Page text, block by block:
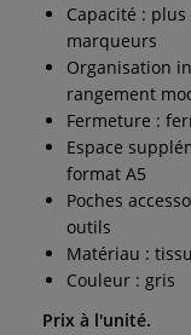
Capacité :
marqueurs
Organisation
rangement
Fermeture :
Espace
format A5
Poches
outils
Matériau :
Couleur : gris
Prix à l'unité.